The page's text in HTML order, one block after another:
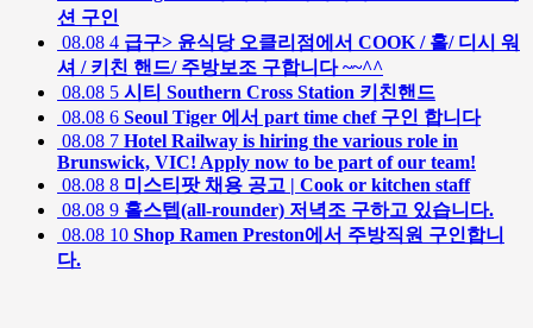
션 구인
08.08 4 급구> 윤식당 오클리점에서 COOK / 홀/ 디시 워
셔 / 키친 핸드/ 주방보조 구합니다 ~~^^
08.08 5 시티 Southern Cross Station 키친핸드
08.08 6 Seoul Tiger 에서 part time chef 구인 합니다
08.08 7 Hotel Railway is hiring the various role in
Brunswick, VIC! Apply now to be part of our team!
08.08 8 미스티팟 채용 공고 | Cook or kitchen staff
08.08 9 홀스텝(all-rounder) 저녁조 구하고 있습니다.
08.08 10 Shop Ramen Preston에서 주방직원 구인합니
다.